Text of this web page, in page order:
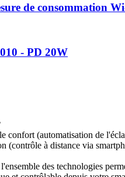
de consommation
- PD 20W
confort (automatisation de
(contrôle à distance via
des technologies